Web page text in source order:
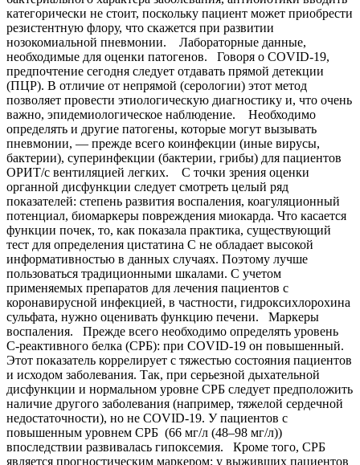
категорически не стоит, поскольку пациент может приобрести
резистентную флору, что скажется при развитии
нозокомиальной пневмонии. Лабораторные данные,
необходимые для оценки патогенов. Говоря о COVID-19,
предпочтение сегодня следует отдавать прямой детекции
(ПЦР). В отличие от непрямой (серологии) этот метод
позволяет провести этиологическую диагностику и, что очень
важно, эпидемиологическое наблюдение. Необходимо
определять и другие патогены, которые могут вызывать
пневмонии, — прежде всего коинфекции (иные вирусы,
бактерии), суперинфекции (бактерии, грибы) для пациентов
ОРИТ/с вентиляцией легких. С точки зрения оценки
органной дисфункции следует смотреть целый ряд
показателей: степень развития воспаления, коагуляционный
потенциал, биомаркеры повреждения миокарда. Что касается
функции почек, то, как показала практика, существующий
тест для определения цистатина С не обладает высокой
информативностью в данных случаях. Поэтому лучше
пользоваться традиционными шкалами. С учетом
применяемых препаратов для лечения пациентов с
коронавирусной инфекцией, в частности, гидроксихлорохина
сульфата, нужно оценивать функцию печени. Маркеры
воспаления. Прежде всего необходимо определять уровень
С-реактивного белка (СРБ): при COVID-19 он повышенный.
Этот показатель коррелирует с тяжестью состояния пациентов
и исходом заболевания. Так, при серьезной дыхательной
дисфункции и нормальном уровне СРБ следует предположить
наличие другого заболевания (например, тяжелой сердечной
недостаточности), но не COVID-19. У пациентов с
повышенным уровнем СРБ (66 мг/л (48–98 мг/л))
впоследствии развивалась гипоксемия. Кроме того, СРБ
является прогностическим маркером: у выживших пациентов